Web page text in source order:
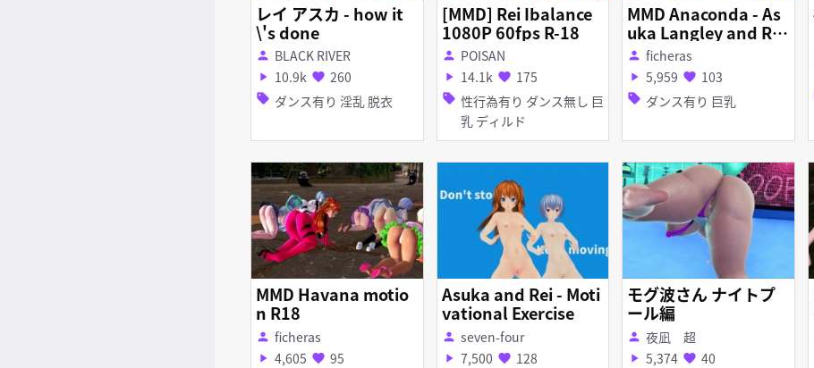
レイ アスカ - how it
\'s done
person BLACK RIVER
play_arrow 10.9k favorite 260
sell ダンス有り 淫乱 脱衣
[MMD] Rei Ibalance
1080P 60fps R-18
person POISAN
play_arrow 14.1k favorite 175
sell 性行為有り ダンス無し 巨
乳 ディルド
MMD Anaconda - As
uka Langley and Rei
Ayanami
person ficheras
play_arrow 5,959 favorite 103
sell ダンス有り 巨乳
MMD Havana motio
n R18
person ficheras
play_arrow 4,605 favorite 95
Asuka and Rei - Moti
vational Exercise
person seven-four
play_arrow 7,500 favorite 128
モグ波さん ナイトプ
ール編
person 夜凪 超
play_arrow 5,374 favorite 40